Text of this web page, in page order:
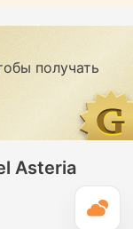
получать
Asteria